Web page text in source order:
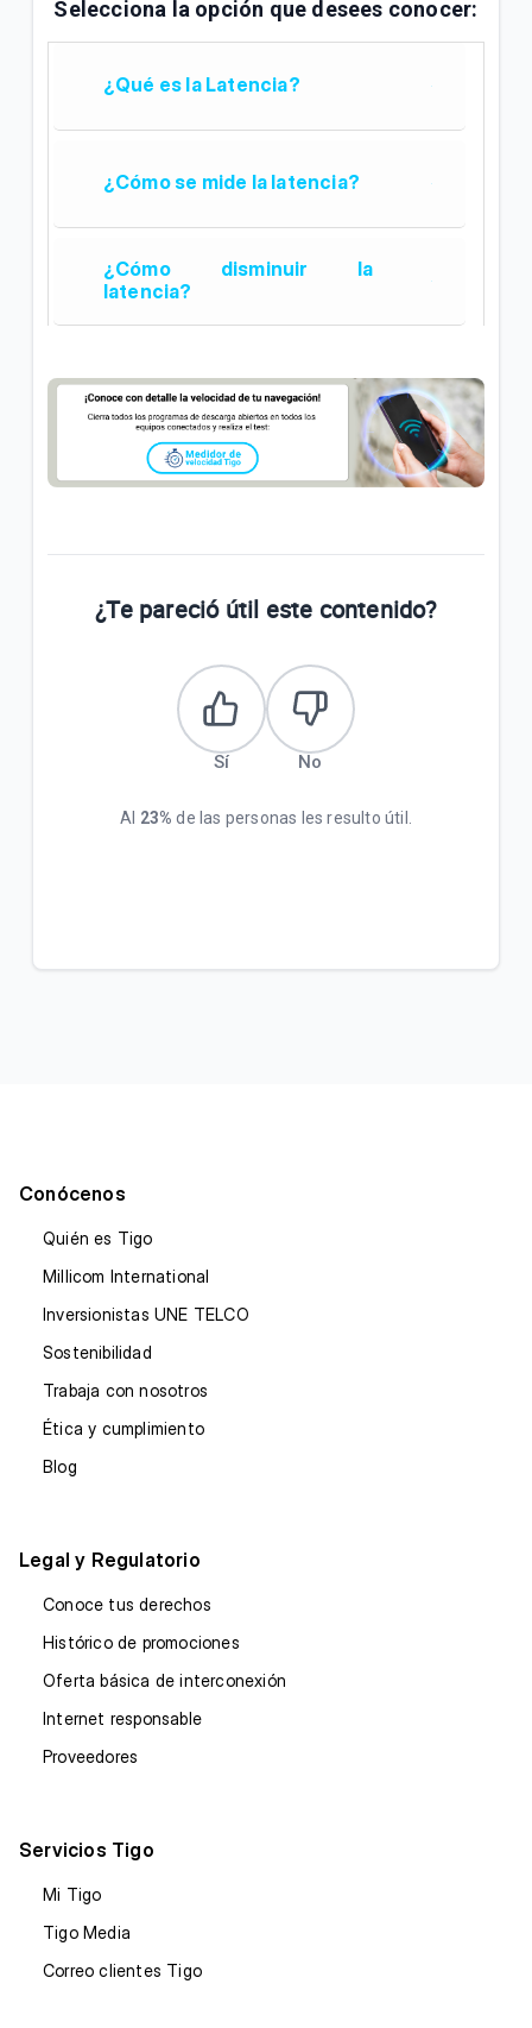
Selecciona la opción que desees conocer:
¿Qué es la Latencia?
¿Cómo se mide la latencia?
¿Cómo disminuir la
latencia?
¿Te pareció útil este contenido?
Sí No
Al 23% de las personas les resulto útil.
Conócenos
Quién es Tigo
Millicom International
Inversionistas UNE TELCO
Sostenibilidad
Trabaja con nosotros
Ética y cumplimiento
Blog
Legal y Regulatorio
Conoce tus derechos
Histórico de promociones
Oferta básica de interconexión
Internet responsable
Proveedores
Servicios Tigo
Mi Tigo
Tigo Media
Correo clientes Tigo